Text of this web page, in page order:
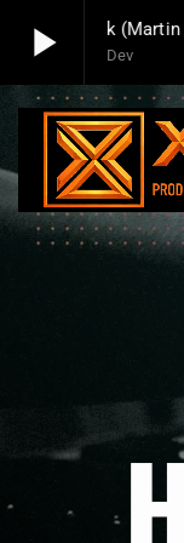
play_arrow
In The Dark (Martin
Dev
play_arrow Xltrax
Xltrax